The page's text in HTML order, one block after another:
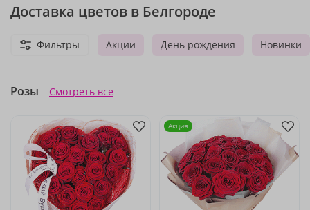
Доставка цветов в Белгороде
Акции День рождения Новинки
Фильтры
Розы Смотреть все
Акция